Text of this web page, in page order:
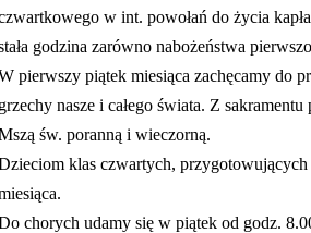
w int. powołań do życia
godzina zarówno nabożeństwa
pierwszy piątek miesiąca zachęcamy do
nasze i całego świata. Z
św. poranną i wieczorną.
klas czwartych,
chorych udamy się w piątek od godz.